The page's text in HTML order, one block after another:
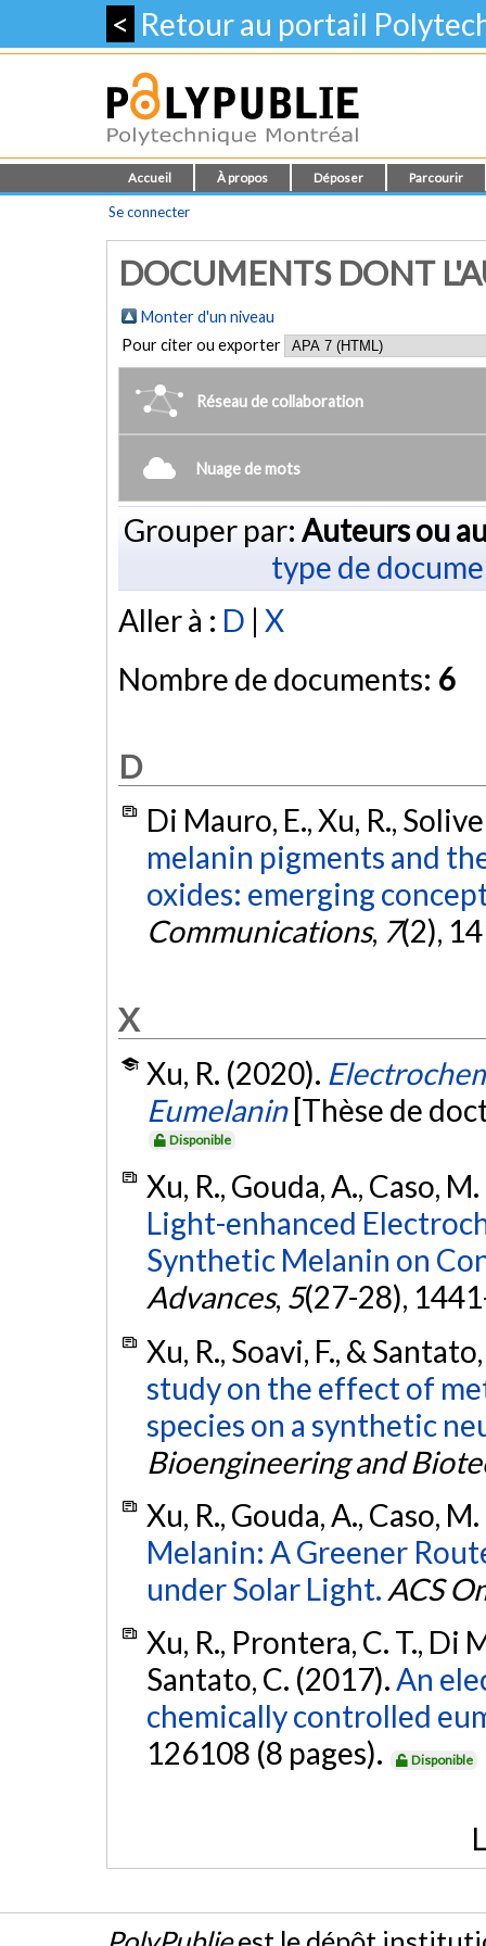
< Retour au portail
Accueil À propos Déposer Parcourir
Se connecter
DOCUMENTS DONT
Monter d'un niveau
Pour citer ou exporter
Réseau de collaboration
Nuage de mots
Grouper par: Auteurs ou
type de
Aller à : D | X
Nombre de documents: 6
D
Di Mauro, E., Xu, R.,
melanin pigments and
oxides: emerging
Communications, 7(2),
X
Xu, R. (2020).
Eumelanin [Thèse de
Disponible
Xu, R., Gouda, A., Caso,
Light-enhanced
Synthetic Melanin on
Advances, 5(27-28),
Xu, R., Soavi, F., &
study on the effect of
species on a synthetic
Bioengineering and
Xu, R., Gouda, A., Caso,
Melanin: A Greener
under Solar Light. ACS
Xu, R., Prontera, C. T., Di
Santato, C. (2017).An
chemically controlled
126108 (8 pages).
Disponible